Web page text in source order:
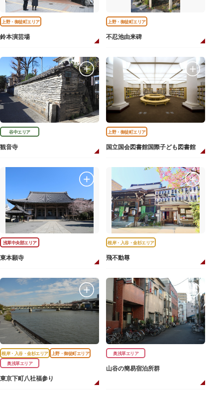
上野・御徒町エリア
鈴本演芸場
上野・御徒町エリア
不忍池由来碑
谷中エリア
観音寺
上野・御徒町エリア
国立国会図書館国際子ども図書館
浅草中央部エリア
東本願寺
根岸・入谷・金杉エリア
飛不動尊
根岸・入谷・金杉エリア
上野・御徒町エリア
奥浅草エリア
東京下町八社福参り
奥浅草エリア
山谷の簡易宿泊所群